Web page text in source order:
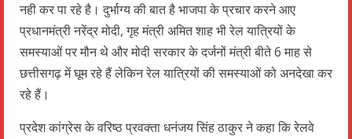
नही कर पा रहे है। दुर्भाग्य की बात है भाजपा के प्रचार करने आए
प्रधानमंत्री नरेंद्र मोदी, गृह मंत्री अमित शाह भी रेल यात्रियों के
समस्याओं पर मौन थे और मोदी सरकार के दर्जनों मंत्री बीते 6 माह से
छत्तीसगढ़ में घूम रहे हैं लेकिन रेल यात्रियों की समस्याओं को अनदेखा कर
रहे हैं।
प्रदेश कांग्रेस के वरिष्ठ प्रवक्ता धनंजय सिंह ठाकुर ने कहा कि रेलवे